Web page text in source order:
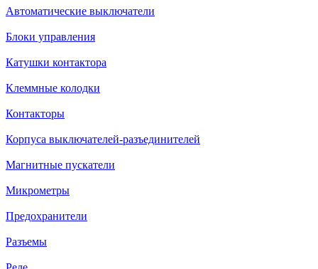
Автоматические выключатели
Блоки управления
Катушки контактора
Клеммные колодки
Контакторы
Корпуса выключателей-разъединителей
Магнитные пускатели
Микрометры
Предохранители
Разъемы